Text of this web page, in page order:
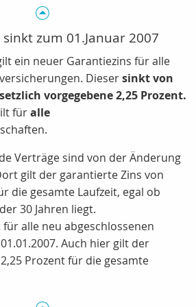
zum 01.Januar 2007
ein neuer Garantiezins für alle
Diesersinkt von
vorgegebene 2,25 Prozent.
füralle
Verträge sind von der Änderung
gilt der garantierte Zins von
die gesamte Laufzeit, egal ob
30 Jahren liegt.
alle neu abgeschlossenen
Auch hier gilt der
Prozent für die gesamte